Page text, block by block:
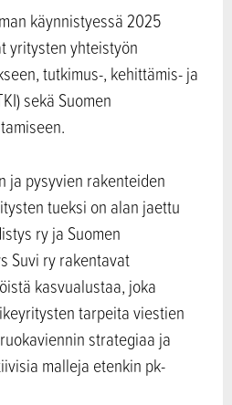
käynnistyessä 2025
yritysten yhteistyön
tutkimus-, kehittämis- ja
sekä Suomen
ja pysyvien rakenteiden
tueksi on alan jaettu
ry ja Suomen
Suvi ry rakentavat
kasvualustaa, joka
tarpeita viestien
strategiaa ja
malleja etenkin pk-